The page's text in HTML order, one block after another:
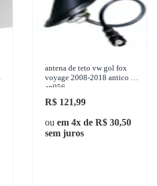
antena de teto vw gol fox
voyage 2008-2018 antico -
an056
R$ 121,99
ou em 4x de R$ 30,50
sem juros